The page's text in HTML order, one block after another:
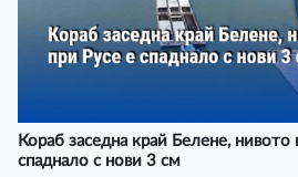
Кораб заседна край Белене, нивото
спаднало с нови 3 см